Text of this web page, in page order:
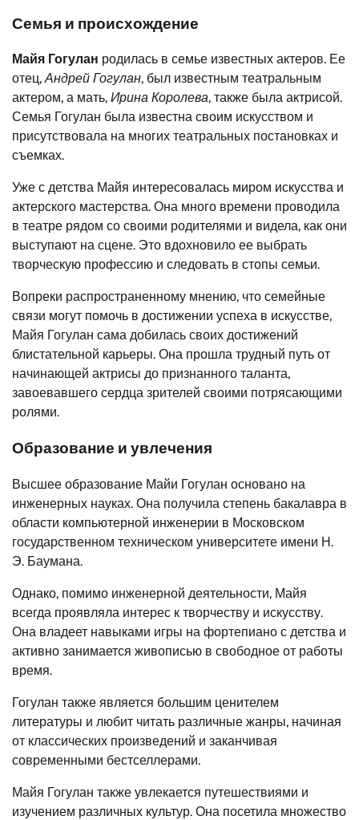
Семья и происхождение
Майя Гогулан родилась в семье известных актеров. Ее
отец,Андрей Гогулан, был известным театральным
актером, а мать, Ирина Королева, также была актрисой.
Семья Гогулан была известна своим искусством и
присутствовала на многих театральных постановках и
съемках.
Уже с детства Майя интересовалась миром искусства и
актерского мастерства. Она много времени проводила
в театре рядом со своими родителями и видела, как они
выступают на сцене. Это вдохновило ее выбрать
творческую профессию и следовать в стопы семьи.
Вопреки распространенному мнению, что семейные
связи могут помочь в достижении успеха в искусстве,
Майя Гогулан сама добилась своих достижений
блистательной карьеры. Она прошла трудный путь от
начинающей актрисы до признанного таланта,
завоевавшего сердца зрителей своими потрясающими
ролями.
Образование и увлечения
Высшее образование Майи Гогулан основано на
инженерных науках. Она получила степень бакалавра в
области компьютерной инженерии в Московском
государственном техническом университете имени Н.
Э. Баумана.
Однако, помимо инженерной деятельности, Майя
всегда проявляла интерес к творчеству и искусству.
Она владеет навыками игры на фортепиано с детства и
активно занимается живописью в свободное от работы
время.
Гогулан также является большим ценителем
литературы и любит читать различные жанры, начиная
от классических произведений и заканчивая
современными бестселлерами.
Майя Гогулан также увлекается путешествиями и
изучением различных культур. Она посетила множество